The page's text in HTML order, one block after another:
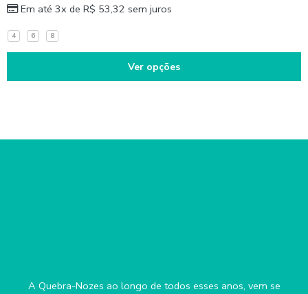
Em até 3x de R$ 53,32 sem juros
4 6 8
Ver opções
A Quebra-Nozes ao longo de todos esses anos, vem se